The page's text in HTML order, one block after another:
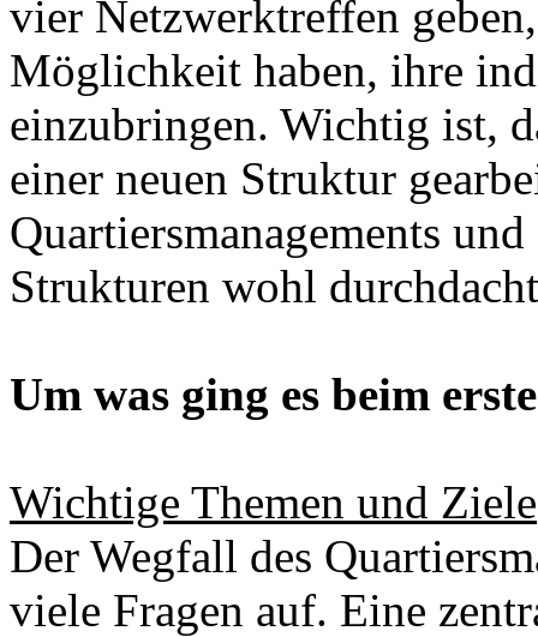
vier Netzwerktreffen
Möglichkeit haben, ihre
einzubringen. Wichtig ist,
einer neuen Struktur
Quartiersmanagements
Strukturen wohl
Um was ging es beim
Wichtige Themen und Ziele
Der Wegfall des
viele Fragen auf. Eine